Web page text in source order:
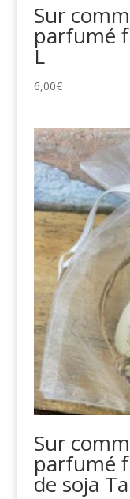
Sur
parfumé
L
6,00€
Sur
parfumé
de soja